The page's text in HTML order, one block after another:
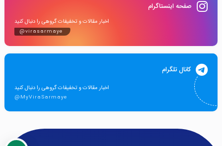
صفحه اینستاگرام
اخبار مقالات و تخفیفات گروهی را دنبال کنید
@virasarmaye
کانال تلگرام
اخبار مقالات و تخفیفات گروهی را دنبال کنید
@MyViraSarmaye